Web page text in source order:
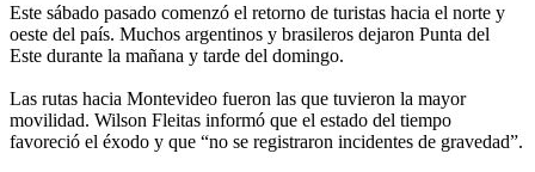
Este sábado pasado comenzó el retorno de turistas hacia el norte y
oeste del país. Muchos argentinos y brasileros dejaron Punta del
Este durante la mañana y tarde del domingo.
Las rutas hacia Montevideo fueron las que tuvieron la mayor
movilidad. Wilson Fleitas informó que el estado del tiempo
favoreció el éxodo y que “no se registraron incidentes de gravedad”.